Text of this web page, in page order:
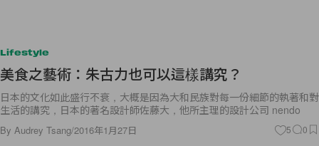
Lifestyle
美食之藝術：朱古力也可以這樣講究？
日本的文化如此盛行不衰，大概是因為大和民族對每一份細節的執著和對
生活的講究，日本的著名設計師佐藤大，他所主理的設計公司 nendo
By Audrey Tsang/2016年1月27日 5 0